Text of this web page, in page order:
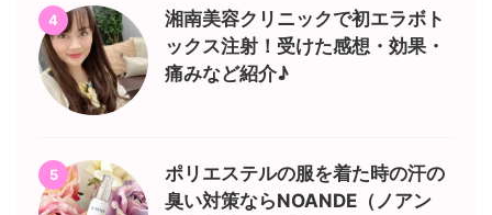
4
湘南美容クリニックで初エラボト
ックス注射！受けた感想・効果・
痛みなど紹介♪
5
ポリエステルの服を着た時の汗の
臭い対策ならNOANDE（ノアン